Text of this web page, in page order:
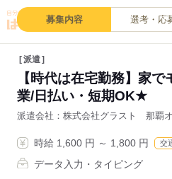
募集内容 選考・応
派遣
【時代は在宅勤務】家
業/日払い・短期OK★
派遣会社 株式会社グラスト 那覇
時給 1,600 円 ～ 1,800 円 交
データ入力・タイピング